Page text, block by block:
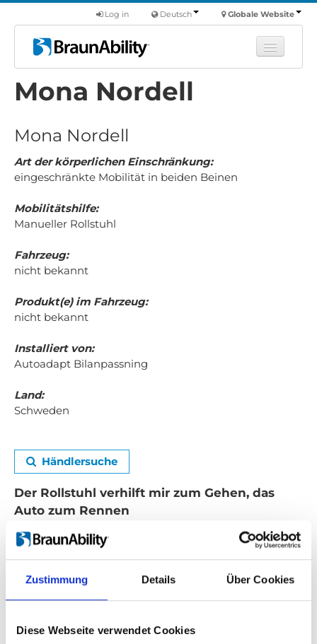
Zustimmung Details Über Cookies
Diese Webseite verwendet Cookies
Globale Website
Deutsch
Log in
Fortbildung
Nutzfahrzeuge
Über uns
Mona Nordell
Mona Nordell
Art der körperlichen Einschränkung:
eingeschränkte Mobilität in beiden Beinen
Mobilitätshilfe:
Manueller Rollstuhl
Fahrzeug:
nicht bekannt
Produkt(e) im Fahrzeug:
nicht bekannt
Installiert von:
Autoadapt Bilanpassning
Land:
Schweden
Händlersuche
Der Rollstuhl verhilft mir zum Gehen, das
Auto zum Rennen
Ich arbeite in Teilzeit und fahre selbst, da ich
keinen persönlichen Assistenten habe. Der
öffentliche Nahverkehr ist ziemlich gut, aber
mit meinem eigenen Auto kann ich frei
entscheiden, wohin ich möchte, und wann.
Außerdem habe ich Autos schon immer